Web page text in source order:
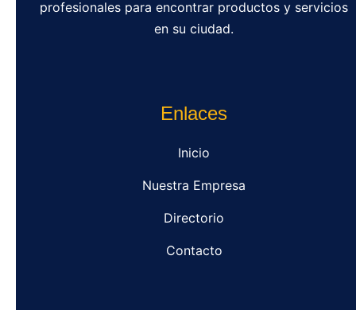
profesionales para encontrar productos y servicios
en su ciudad.
Enlaces
Inicio
Nuestra Empresa
Directorio
Contacto